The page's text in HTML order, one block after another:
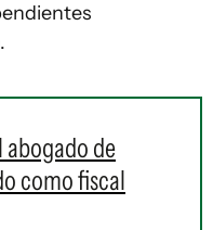
abogado de
como fiscal